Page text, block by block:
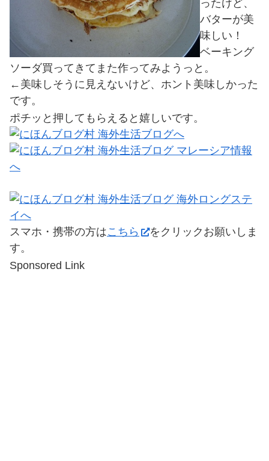
ったけど、
バターが美
味しい！
ベーキング
ソーダ買ってきてまた作ってみようっと。
←美味しそうに見えないけど、ホント美味しかった
です。
ポチッと押してもらえると嬉しいです。
スマホ・携帯の方はこちら
をクリックお願いしま
す。
Sponsored Link